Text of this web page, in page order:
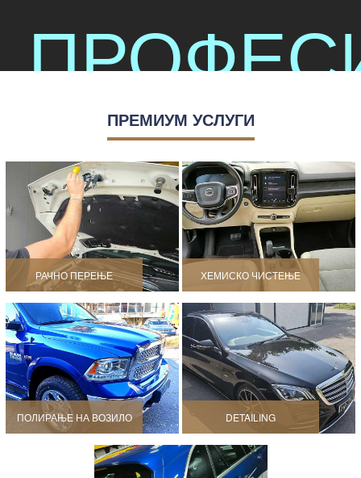
ЗА
МОТОРНИ
ПРЕМИУМ УСЛУГИ
РАЧНО ПЕРЕЊЕ ХЕМИСКО ЧИСТЕЊЕ
ПОЛИРАЊЕ НА ВОЗИЛО DETAILING